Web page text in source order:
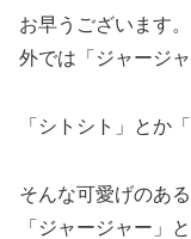
お早うございます。
外では「ジャージ
「シトシト」とか
そんな可愛げのあ
「ジャージャー」